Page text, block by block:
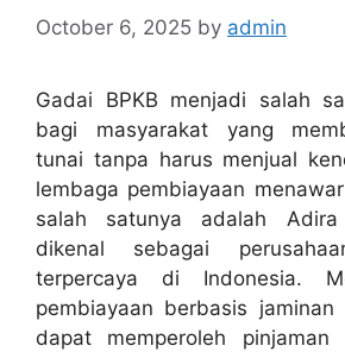
October 6, 2025 by admin
Gadai BPKB menjadi salah
bagi masyarakat yang
tunai tanpa harus menjual
lembaga pembiayaan
salah satunya adalah
dikenal sebagai
terpercaya di Indonesia.
pembiayaan berbasis jaminan
dapat memperoleh pinjaman